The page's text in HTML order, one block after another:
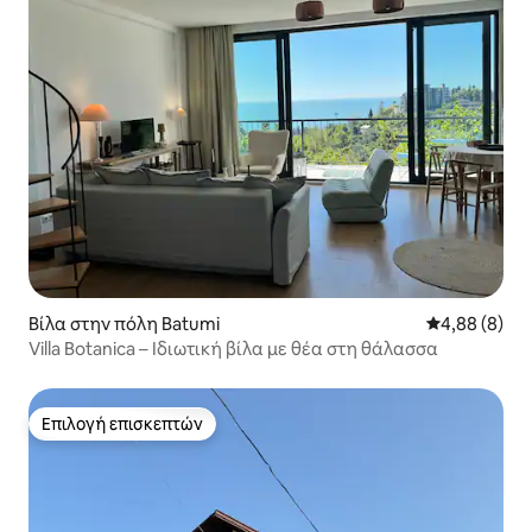
Βίλα στην πόλη Batumi Μέση
4,88 (8)
Villa Botanica – Ιδιωτική βίλα με θέα στη θάλασσα
Επιλογή επισκεπτών
Επιλογή επισκεπτών